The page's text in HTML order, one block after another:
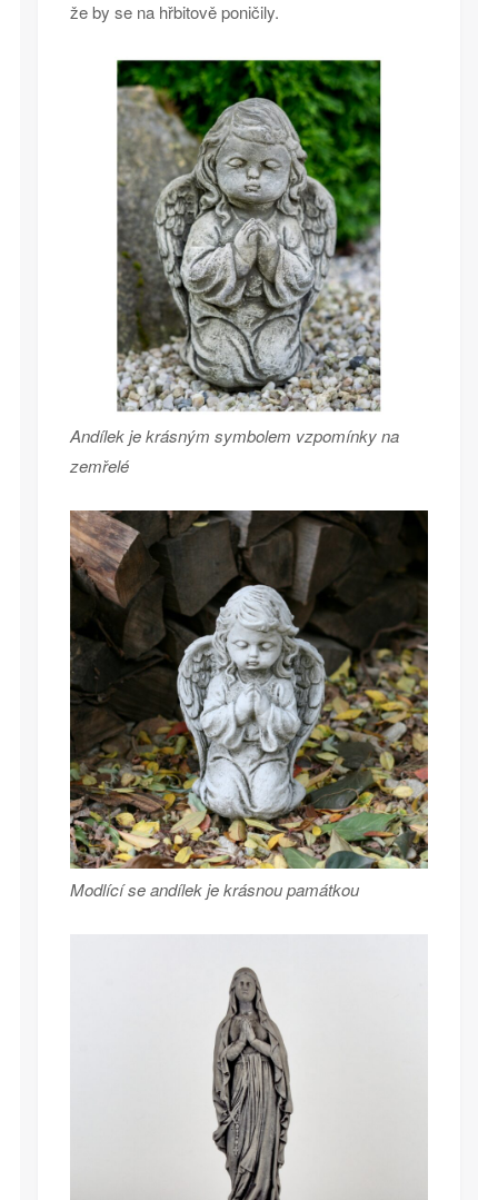
že by se na hřbitově poničily.
Andílek je krásným symbolem vzpomínky na
zemřelé
Modlící se andílek je krásnou památkou